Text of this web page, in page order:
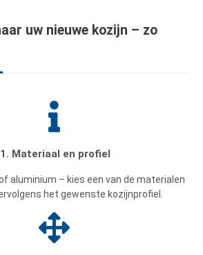
uw nieuwe kozijn – zo
1. Materiaal en profiel
aluminium – kies een van de materialen
het gewenste kozijnprofiel.